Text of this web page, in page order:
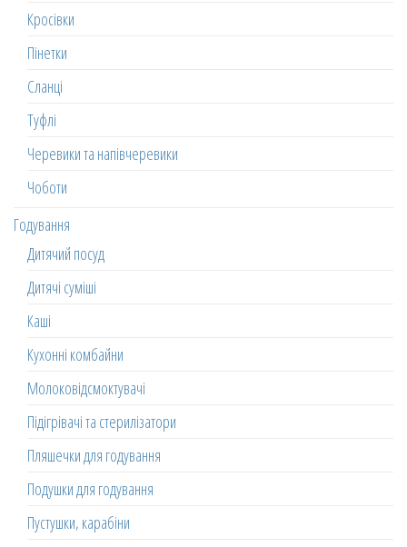
Кросівки
Пінетки
Сланці
Туфлі
Черевики та напівчеревики
Чоботи
Годування
Дитячий посуд
Дитячі суміші
Каші
Кухонні комбайни
Молоковідсмоктувачі
Підігрівачі та стерилізатори
Пляшечки для годування
Подушки для годування
Пустушки, карабіни